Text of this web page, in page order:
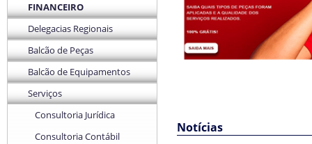
FINANCEIRO
Delegacias Regionais
Balcão de Peças
Balcão de Equipamentos
Serviços
Consultoria Jurídica
Consultoria Contábil
Notícias